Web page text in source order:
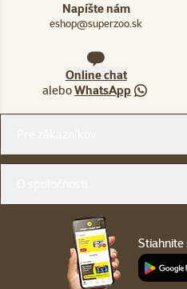
Napíšte nám
eshop@superzoo.sk
Online chat
aleboWhatsApp
Stiahnite